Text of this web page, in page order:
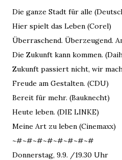
Die ganze Stadt für alle
Hier spielt das Leben (Corel)
Überraschend. Überzeugend.
Die Zukunft kann kommen.
Zukunft passiert nicht, wir
Freude am Gestalten. (CDU)
Bereit für mehr. (Bauknecht)
Heute leben. (DIE LINKE)
Meine Art zu leben (Cinemaxx)
~#~#~#~#~#~#~#~#
Donnerstag, 9.9. /19.30 Uhr